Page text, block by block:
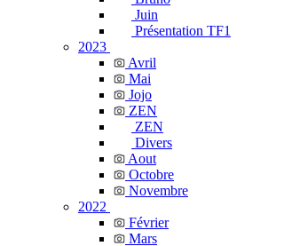
Juin
Présentation TF1
2023
Avril
Mai
Jojo
ZEN
ZEN
Divers
Aout
Octobre
Novembre
2022
Février
Mars